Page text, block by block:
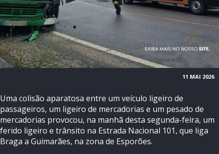
11 MAI 2026
Uma colisão aparatosa entre um veículo ligeiro de
passageiros, um ligeiro de mercadorias e um pesado de
mercadorias provocou, na manhã desta segunda-feira, um
ferido ligeiro e trânsito na Estrada Nacional 101, que liga
Braga a Guimarães, na zona de Esporões.